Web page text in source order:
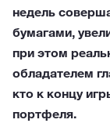
недель
бумагами,
при этом
обладателем
кто к концу
портфеля.